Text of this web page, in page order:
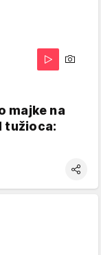
majke na
tužioca: